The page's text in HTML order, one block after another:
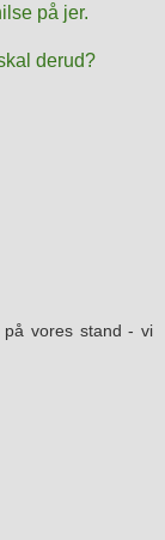
på jer.
derud?
vores stand - vi